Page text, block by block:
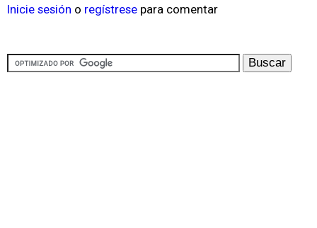
Inicie sesión o regístrese para comentar